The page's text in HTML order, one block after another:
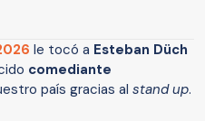
le tocó a Esteban Düch
comediante
país gracias al stand up.